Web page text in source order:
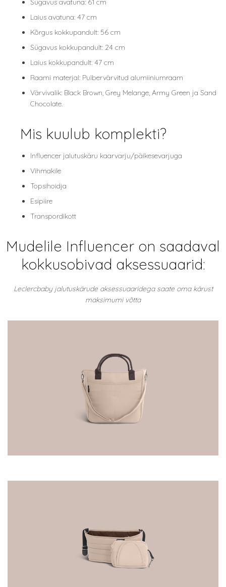
Sügavus avatuna: 61 cm
Laius avatuna: 47 cm
Kõrgus kokkupandult: 56 cm
Sügavus kokkupandult: 24 cm
Laius kokkupandult: 47 cm
Raami materjal: Pulbervärvitud alumiiniumraam
Värvivalik: Black Brown, Grey Melange, Army Green ja Sand
Chocolate.
Mis kuulub komplekti?
Influencer jalutuskäru kaarvarju/päikesevarjuga
Vihmakile
Topsihoidja
Esipiire
Transpordikott
Mudelile Influencer on saadaval
kokkusobivad aksessuaarid:
Leclercbaby jalutuskärude aksessuaaridega saate oma kärust
maksimumi võtta